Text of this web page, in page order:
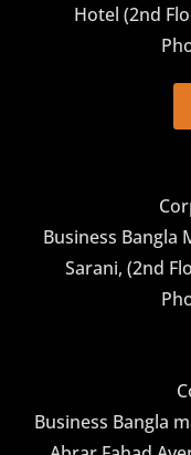
Hotel (2nd
Business Bangla
Sarani, (2nd
Business Bangla